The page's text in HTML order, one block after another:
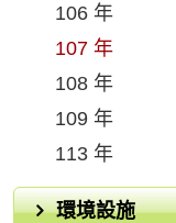
106 年
107 年
108 年
109 年
113 年
環境設施